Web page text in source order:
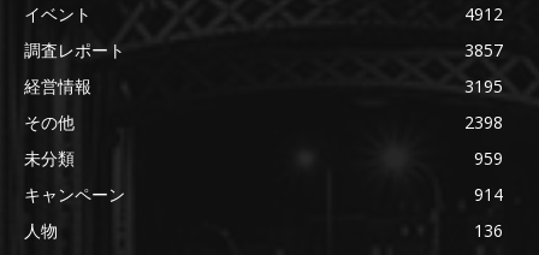
イベント
4912
調査レポート
3857
経営情報
3195
その他
2398
未分類
959
キャンペーン
914
人物
136